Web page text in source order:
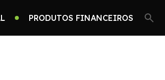
PRODUTOS FINANCEIROS